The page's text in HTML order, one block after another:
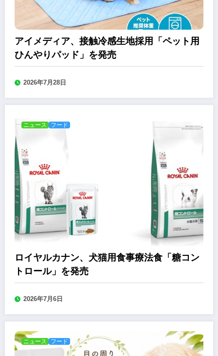
アイメディア、接触冷感生地採用「ペット用
ひんやりパッド」を発売
2026年7月28日
ニュース フード
ロイヤルカナン、犬猫用食事療法食「糖コン
トロール」を発売
2026年7月6日
ニュース フード